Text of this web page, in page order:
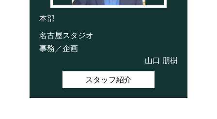
本部
名古屋スタジオ
事務／企画
山口 朋樹
スタッフ紹介